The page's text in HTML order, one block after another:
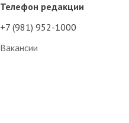
Телефон редакции
+7 (981) 952-1000
Вакансии